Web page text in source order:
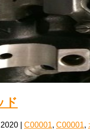
ド
C00001, C00001,